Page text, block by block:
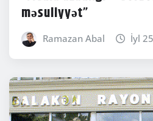
məsuliyyət”
Ramazan Abal İyl